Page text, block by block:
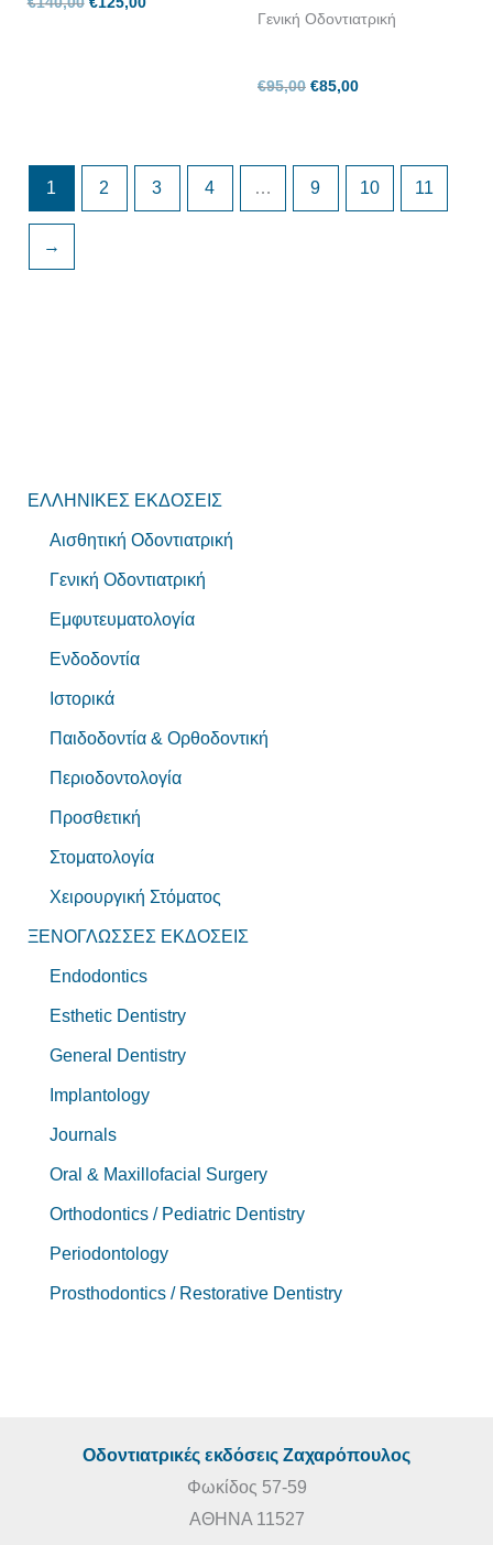
ΕΛΛΗΝΙΚΕΣ ΕΚΔΟΣΕΙΣ
Αισθητική Οδοντιατρική
Γενική Οδοντιατρική
Εμφυτευματολογία
Ενδοδοντία
Ιστορικά
Παιδοδοντία & Ορθοδοντική
Περιοδοντολογία
Προσθετική
Στοματολογία
Χειρουργική Στόματος
ΞΕΝΟΓΛΩΣΣΕΣ ΕΚΔΟΣΕΙΣ
Endodontics
Esthetic Dentistry
General Dentistry
Implantology
Journals
Oral & Maxillofacial Surgery
Orthodontics / Pediatric Dentistry
Periodontology
Prosthodontics / Restorative Dentistry
Γενική Οδοντιατρική
€95,00 €85,00
1 2 3 4 … 9 10 11
→
Οδοντιατρικές εκδόσεις Ζαχαρόπουλος
Φωκίδος 57-59
ΑΘΗΝΑ 11527